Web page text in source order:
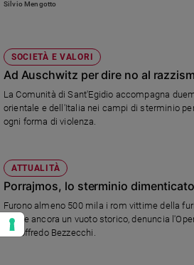
Silvio Mengotto
SOCIETÀ E VALORI
Ad Auschwitz per dire no al
La Comunità di Sant'Egidio accompagna
orientale e dell'Italia nei campi di sterminio
ogni forma di violenza.
ATTUALITÀ
Porrajmos, lo sterminio dimenticato
Furono almeno 500 mila i rom vittime della
esiste ancora un vuoto storico, denuncia
di Goffredo Bezzecchi.